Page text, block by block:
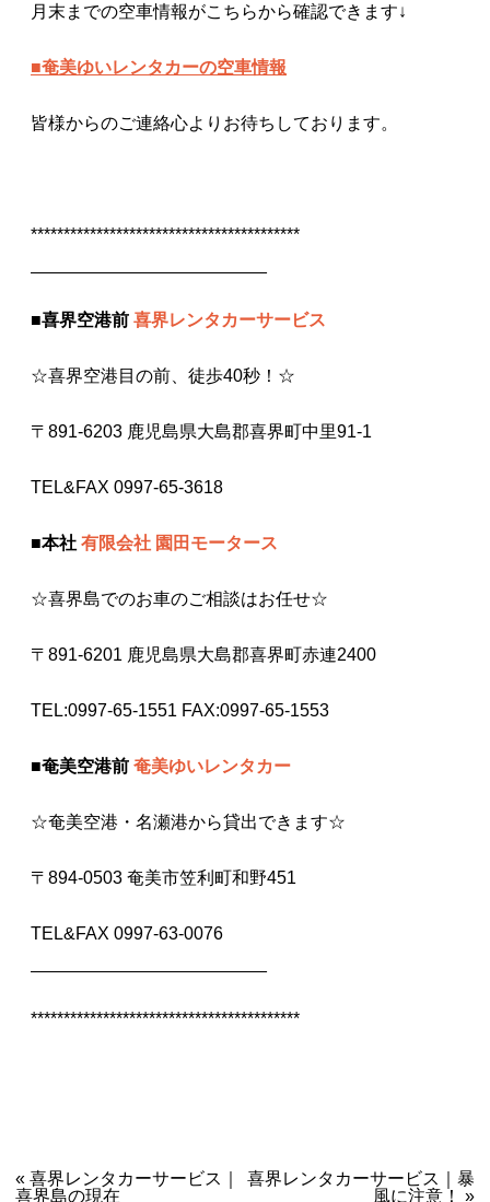
月末までの空車情報がこちらから確認できます↓
■奄美ゆいレンタカーの空車情報
皆様からのご連絡心よりお待ちしております。
*****************************************
■喜界空港前 喜界レンタカーサービス
☆喜界空港目の前、徒歩40秒！☆
〒891-6203 鹿児島県大島郡喜界町中里91-1
TEL&FAX 0997-65-3618
■本社 有限会社 園田モータース
☆喜界島でのお車のご相談はお任せ☆
〒891-6201 鹿児島県大島郡喜界町赤連2400
TEL:0997-65-1551 FAX:0997-65-1553
■奄美空港前 奄美ゆいレンタカー
☆奄美空港・名瀬港から貸出できます☆
〒894-0503 奄美市笠利町和野451
TEL&FAX 0997-63-0076
*****************************************
Post navigation
« 喜界レンタカーサービス｜
喜界島の現在
喜界レンタカーサービス｜暴
風に注意！ »